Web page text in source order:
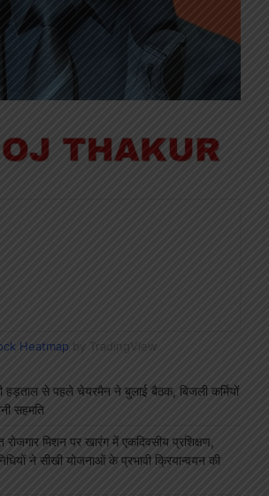
Heatmap by TradingView
से पहले चेयरमैन ने बुलाई बैठक, बिजली कर्मियों
सहमति
रोजगार मिशन पर खारंग में एकदिवसीय प्रशिक्षण,
ने सीखी योजनाओं के प्रभावी क्रियान्वयन की